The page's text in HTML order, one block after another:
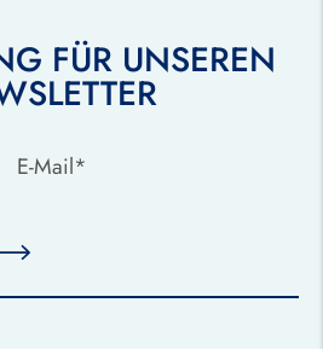
FÜR UNSEREN